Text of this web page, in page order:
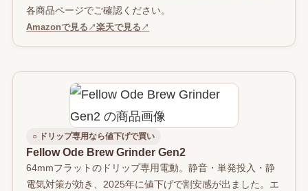
各商品ページでご確認ください。
Amazonで見る ↗楽天で見る ↗
○ ドリップ専用なら値下げで買い
Fellow Ode Brew Grinder Gen2
64mmフラットのドリップ専用電動。静音・単発投入・静
電気対策が効き、2025年に値下げで割安感が出ました。エ